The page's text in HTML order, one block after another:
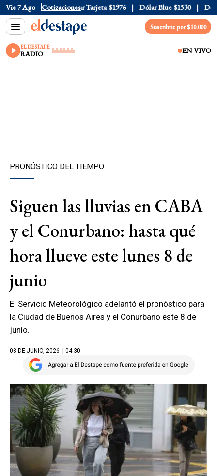
Vie 7 Ago Cotizaciones
$1520 Dólar Tarjeta $1976 Dólar Blue $1530 Dólar
Suscribite por $10.000
EL DESTAPE
RADIO EN VIVO
PRONÓSTICO DEL TIEMPO
Siguen las lluvias en CABA
y el Conurbano: hasta qué
hora llueve este lunes 8 de
junio
El Servicio Meteorológico adelantó el pronóstico para
la Ciudad de Buenos Aires y el Conurbano este 8 de
junio.
08 DE JUNIO, 2026 | 04.30